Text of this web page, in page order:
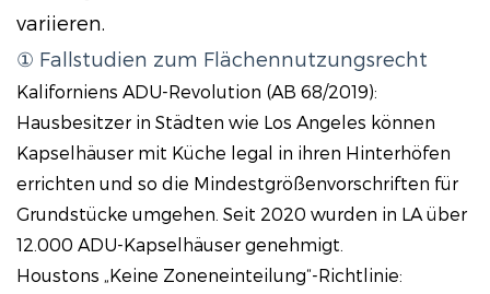
variieren.
① Fallstudien zum Flächennutzungsrecht
Kaliforniens ADU-Revolution (AB 68/2019):
Hausbesitzer in Städten wie Los Angeles können
Kapselhäuser mit Küche legal in ihren Hinterhöfen
errichten und so die Mindestgrößenvorschriften für
Grundstücke umgehen. Seit 2020 wurden in LA über
12.000 ADU-Kapselhäuser genehmigt.
Houstons „Keine Zoneneinteilung“-Richtlinie: